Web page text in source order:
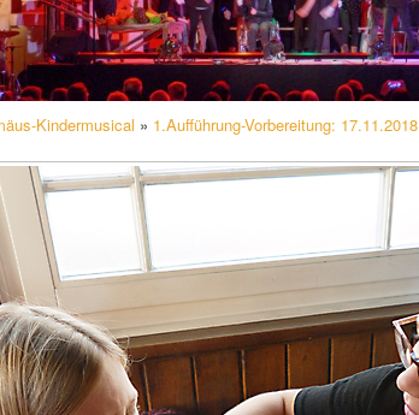
Kindermusical » 1.Aufführung-Vorbereitung: 17.11.2018